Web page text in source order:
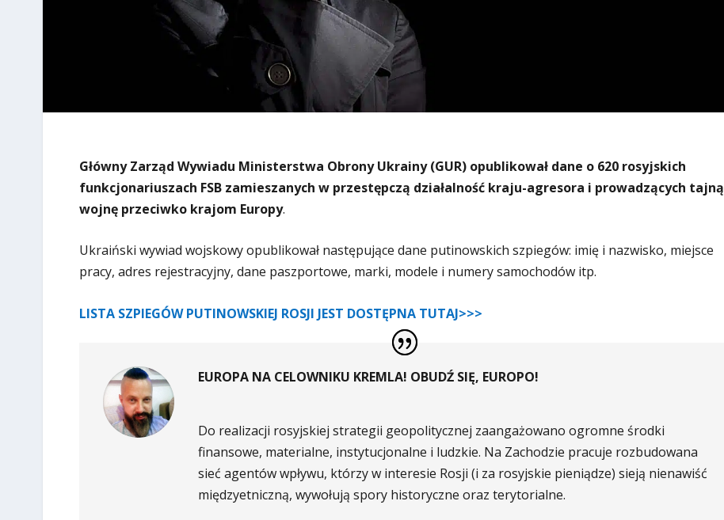
Główny Zarząd Wywiadu Ministerstwa Obrony Ukrainy (GUR) opublikował dane o 620 rosyjskich
funkcjonariuszach FSB zamieszanych w przestępczą działalność kraju-agresora i prowadzących tajną
wojnę przeciwko krajom Europy.
Ukraiński wywiad wojskowy opublikował następujące dane putinowskich szpiegów: imię i nazwisko, miejsce
pracy, adres rejestracyjny, dane paszportowe, marki, modele i numery samochodów itp.
LISTA SZPIEGÓW PUTINOWSKIEJ ROSJI JEST DOSTĘPNA TUTAJ>>>
EUROPA NA CELOWNIKU KREMLA! OBUDŹ SIĘ, EUROPO!
Do realizacji rosyjskiej strategii geopolitycznej zaangażowano ogromne środki
finansowe, materialne, instytucjonalne i ludzkie. Na Zachodzie pracuje rozbudowana
sieć agentów wpływu, którzy w interesie Rosji (i za rosyjskie pieniądze) sieją nienawiść
międzyetniczną, wywołują spory historyczne oraz terytorialne.